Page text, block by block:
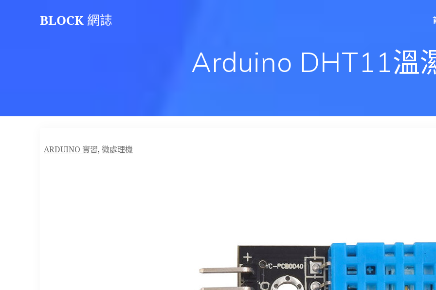
BLOCK 網誌
Arduino DHT11溫
ARDUINO 實習,微處理機